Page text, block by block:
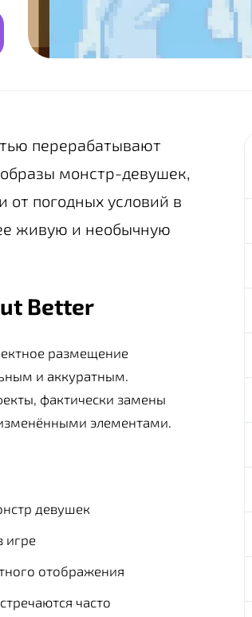
перерабатывают
монстр-девушек,
от погодных условий в
живую и необычную
Better
размещение
и аккуратным.
фактически замены
элементами.
девушек
игре
отображения
часто